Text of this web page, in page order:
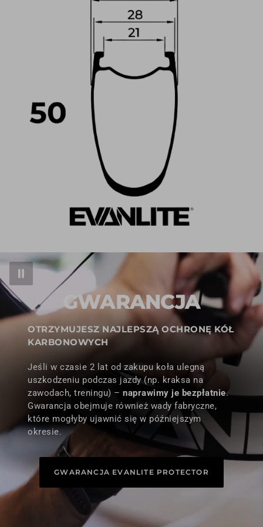
GWARANCJA
OTRZYMUJESZ NAJLEPSZĄ OCHRONĘ KÓŁ
KARBONOWYCH
Jeśli w czasie 2 lat od zakupu koła ulegną
uszkodzeniu podczas jazdy (np. kraksa na
zawodach, treningu) –naprawimy je bezpłatnie.
Gwarancja obejmuje również wady fabryczne,
które mogłyby ujawnić się w późniejszym
okresie.
GWARANCJA EVANLITE PROTECTOR